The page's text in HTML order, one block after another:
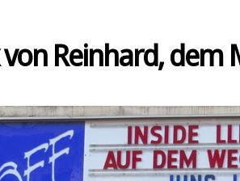
Reinhard, dem